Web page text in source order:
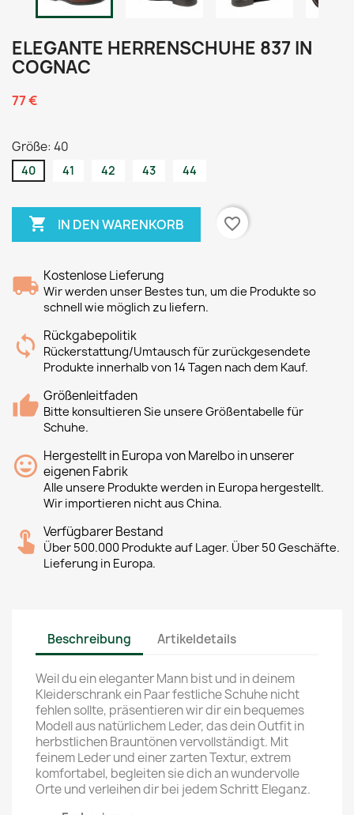
ELEGANTE HERRENSCHUHE 837 IN
COGNAC
77 €
Größe: 40
40 41 42 43 44
 IN DEN WARENKORB favorite_border
Kostenlose Lieferung
Wir werden unser Bestes tun, um die Produkte so
schnell wie möglich zu liefern.
Rückgabepolitik
Rückerstattung/Umtausch für zurückgesendete
Produkte innerhalb von 14 Tagen nach dem Kauf.
Größenleitfaden
Bitte konsultieren Sie unsere Größentabelle für
Schuhe.
Hergestellt in Europa von Marelbo in unserer
eigenen Fabrik
Alle unsere Produkte werden in Europa hergestellt.
Wir importieren nicht aus China.
Verfügbarer Bestand
Über 500.000 Produkte auf Lager. Über 50 Geschäfte.
Lieferung in Europa.
Beschreibung Artikeldetails
Weil du ein eleganter Mann bist und in deinem
Kleiderschrank ein Paar festliche Schuhe nicht
fehlen sollte, präsentieren wir dir ein bequemes
Modell aus natürlichem Leder, das dein Outfit in
herbstlichen Brauntönen vervollständigt. Mit
feinem Leder und einer zarten Textur, extrem
komfortabel, begleiten sie dich an wundervolle
Orte und verleihen dir bei jedem Schritt Eleganz.